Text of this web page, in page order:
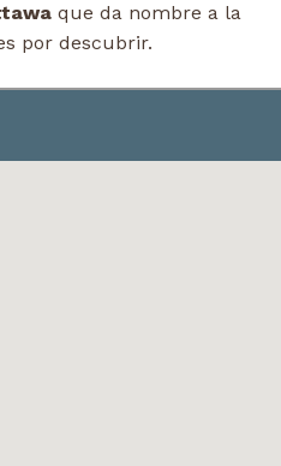
que da nombre a la
por descubrir.